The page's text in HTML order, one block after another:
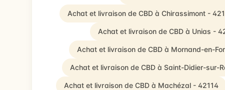
Achat et livraison de CBD à Chirassimont -
Achat et livraison de CBD à Unias -
Achat et livraison de CBD à Mornand-en-
Achat et livraison de CBD à Saint-Didier-sur-
Achat et livraison de CBD à Machézal - 42114